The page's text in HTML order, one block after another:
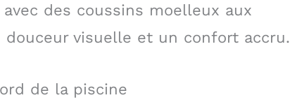
des coussins moelleux aux
visuelle et un confort accru.
de la piscine